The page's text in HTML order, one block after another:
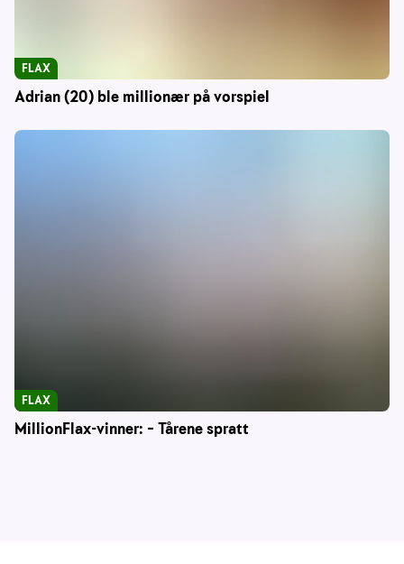
Adrian (20) ble millionær på vorspiel
FLAX
MillionFlax-vinner: – Tårene spratt
FLAX